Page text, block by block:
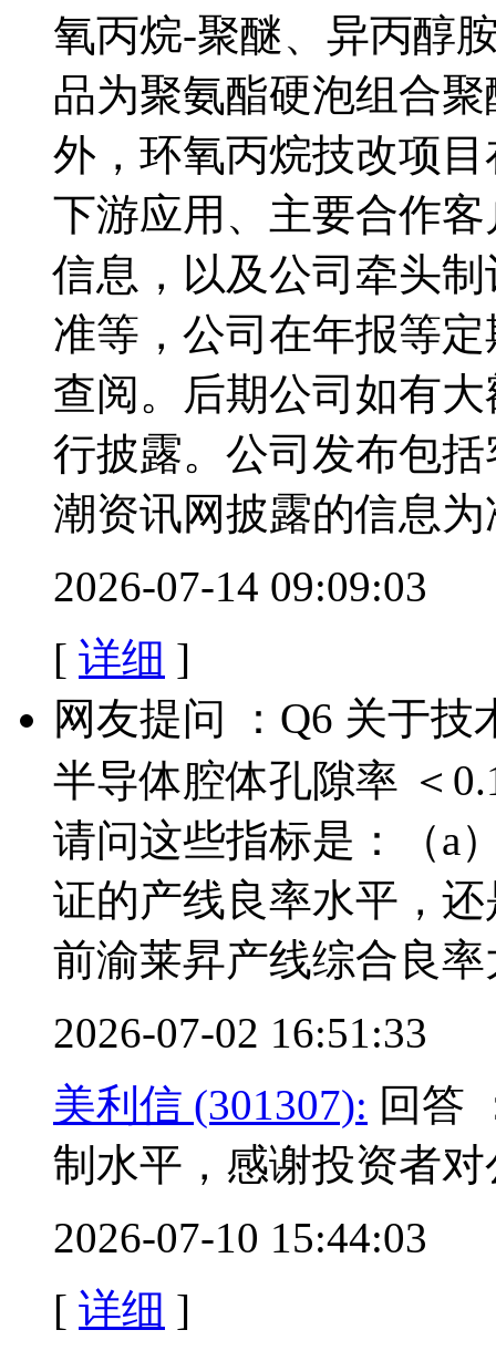
氧丙烷-聚醚、异丙醇
品为聚氨酯硬泡组合
外，环氧丙烷技改项
下游应用、主要合作
信息，以及公司牵头
准等，公司在年报等
查阅。后期公司如有
行披露。公司发布包
潮资讯网披露的信息
2026-07-14 09:09:03
[ 详细 ]
网友提问 ：Q6 关于
半导体腔体孔隙率 ＜
请问这些指标是：（a
证的产线良率水平，
前渝莱昇产线综合良
2026-07-02 16:51:33
美利信 (301307): 回答
制水平，感谢投资者
2026-07-10 15:44:03
[ 详细 ]